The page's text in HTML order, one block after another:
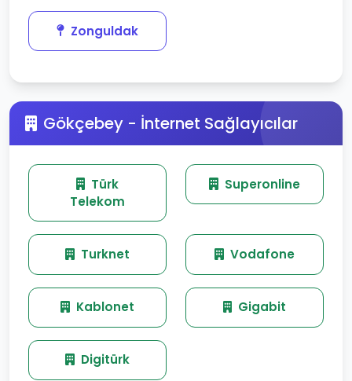
Zonguldak
Gökçebey - İnternet Sağlayıcılar
Türk
Telekom
Superonline
Turknet Vodafone
Kablonet Gigabit
Digitürk